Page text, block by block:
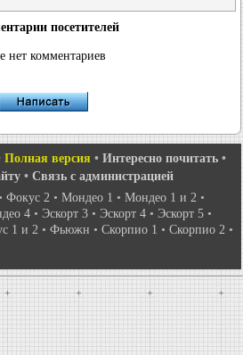
посетителей
нет комментариев
Полная версия • Интересно почитать •
• Связь с администрацией
• Фокус 2 • Мондео 1 • Мондео 1 и 2 •
4 • Эскорт 3 • Эскорт 4 • Эскорт 5 •
1 и 2 • Фьюжн • Скорпио 1 • Скорпио 2 •